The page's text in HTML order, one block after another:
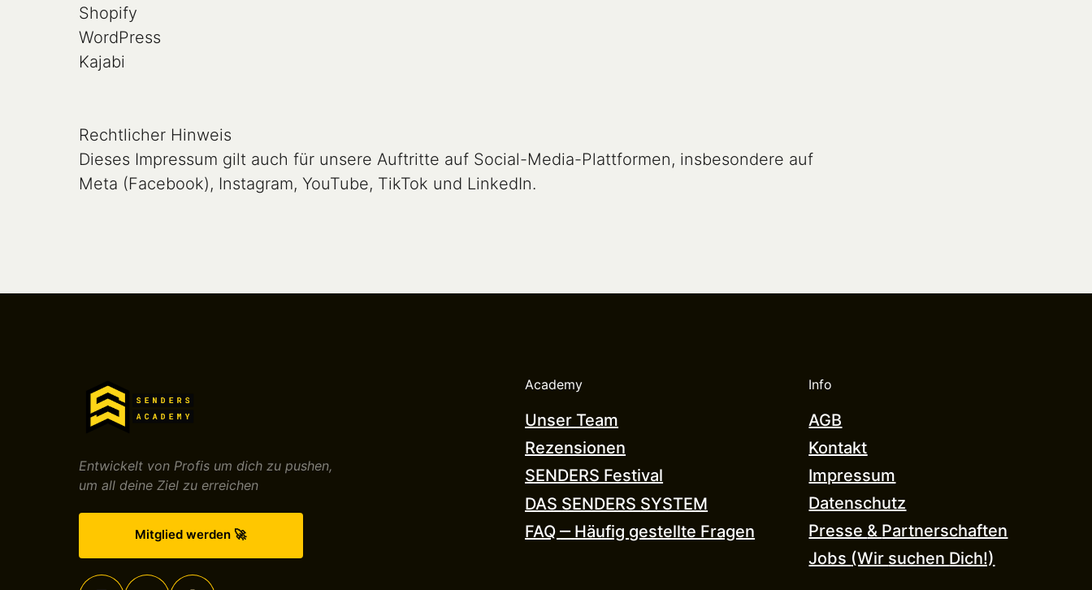
Shopify
WordPress
Kajabi
Rechtlicher Hinweis
Dieses Impressum gilt auch für unsere Auftritte auf Social-Media-Plattformen, insbesondere auf
Meta (Facebook), Instagram, YouTube, TikTok und LinkedIn.
Entwickelt von Profis um dich zu pushen,
um all deine Ziel zu erreichen
Mitglied werden 🚀
Academy
Unser Team
Rezensionen
SENDERS Festival
DAS SENDERS SYSTEM
FAQ ‒ Häufig gestellte Fragen
Info
AGB
Kontakt
Impressum
Datenschutz
Presse & Partnerschaften
Jobs (Wir suchen Dich!)